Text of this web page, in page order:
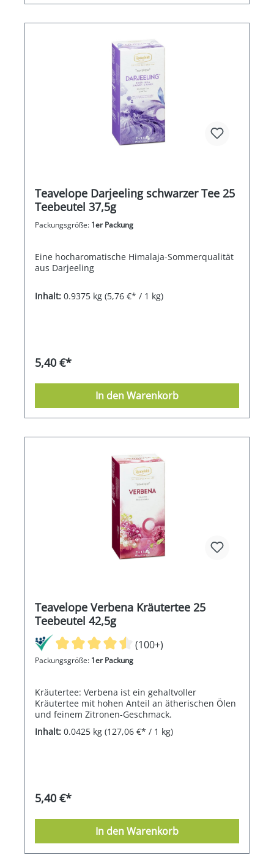
Teavelope Darjeeling schwarzer Tee 25
Teebeutel 37,5g
Packungsgröße: 1er Packung
Eine hocharomatische Himalaja-Sommerqualität
aus Darjeeling
Inhalt: 0.9375 kg (5,76 €* / 1 kg)
5,40 €*
In den Warenkorb
Teavelope Verbena Kräutertee 25
Teebeutel 42,5g
(100+)
Packungsgröße: 1er Packung
Kräutertee: Verbena ist ein gehaltvoller
Kräutertee mit hohen Anteil an ätherischen Ölen
und feinem Zitronen-Geschmack.
Inhalt: 0.0425 kg (127,06 €* / 1 kg)
5,40 €*
In den Warenkorb